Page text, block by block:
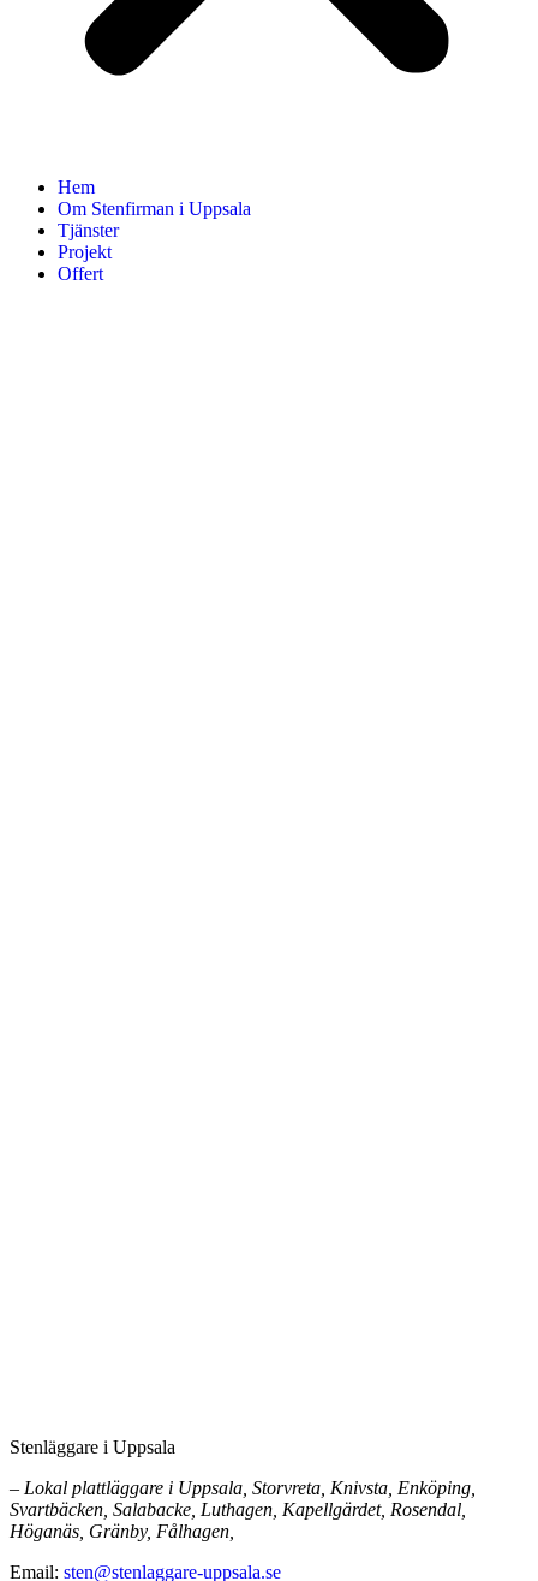
Hem
Om Stenfirman i Uppsala
Tjänster
Projekt
Offert
Stenläggare i Uppsala
– Lokal plattläggare i Uppsala, Storvreta, Knivsta, Enköping,
Svartbäcken, Salabacke, Luthagen, Kapellgärdet, Rosendal,
Höganäs, Gränby, Fålhagen,
Email: sten@stenlaggare-uppsala.se